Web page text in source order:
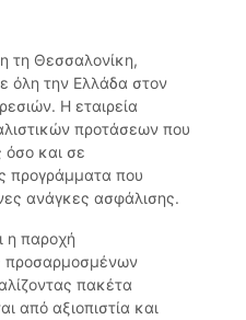
τη Θεσσαλονίκη,
όλη την Ελλάδα στον
Η εταιρεία
προτάσεων που
όσο και σε
προγράμματα που
ανάγκες ασφάλισης.
η παροχή
προσαρμοσμένων
πακέτα
από αξιοπιστία και